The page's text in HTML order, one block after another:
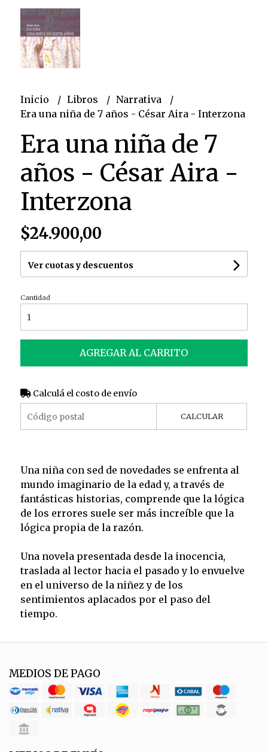
Inicio Libros
Narrativa
Era una niña de 7 años - César Aira - Interzona
Era una niña de 7
años - César Aira -
Interzona
$24.900,00
Ver cuotas y descuentos
Cantidad
AGREGAR AL CARRITO
Calculá el costo de envío
CALCULAR
Una niña con sed de novedades se enfrenta al
mundo imaginario de la edad y, a través de
fantásticas historias, comprende que la lógica
de los errores suele ser más increíble que la
lógica propia de la razón.
Una novela presentada desde la inocencia,
traslada al lector hacia el pasado y lo envuelve
en el universo de la niñez y de los
sentimientos aplacados por el paso del
tiempo.
MEDIOS DE PAGO